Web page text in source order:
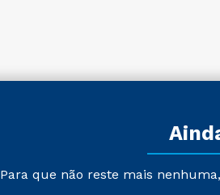
Para que não reste mais